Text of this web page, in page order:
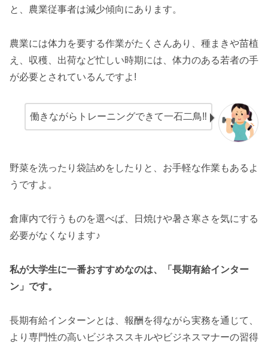
と、農業従事者は減少傾向にあります。
農業には体力を要する作業がたくさんあり、種まきや苗植
え、収穫、出荷など忙しい時期には、体力のある若者の手
が必要とされているんですよ!
働きながらトレーニングできて一石二鳥‼
野菜を洗ったり袋詰めをしたりと、お手軽な作業もあるよ
うですよ。
倉庫内で行うものを選べば、日焼けや暑さ寒さを気にする
必要がなくなります♪
私が大学生に一番おすすめなのは、「長期有給インター
ン」です。
長期有給インターンとは、報酬を得ながら実務を通じて、
より専門性の高いビジネススキルやビジネスマナーの習得